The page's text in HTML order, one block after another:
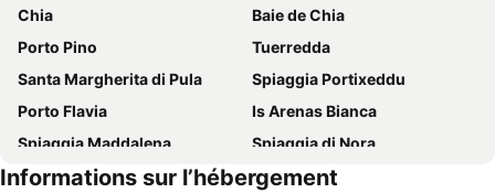
Chia
Baie de Chia
Porto Pino
Tuerredda
Santa Margherita di Pula
Spiaggia Portixeddu
Porto Flavia
Is Arenas Bianca
Spiaggia Maddalena
Spiaggia di Nora
Cala Zafferano
Cala Domestica
Informations sur l’hébergement